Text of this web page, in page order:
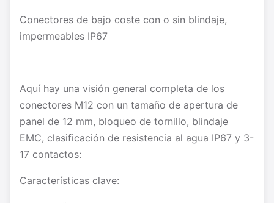
Conectores de bajo coste con o sin blindaje,
impermeables IP67
Aquí hay una visión general completa de los
conectores M12 con un tamaño de apertura de
panel de 12 mm, bloqueo de tornillo, blindaje
EMC, clasificación de resistencia al agua IP67 y 3-
17 contactos:
Características clave: